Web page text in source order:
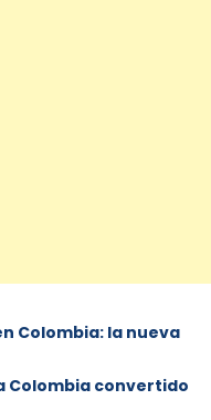
Colombia: la nueva
Colombia convertido